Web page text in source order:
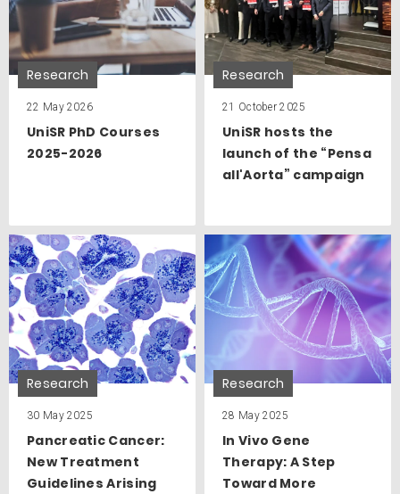
Research
22 May 2026
UniSR PhD Courses
2025-2026
Research
21 October 2025
UniSR hosts the
launch of the “Pensa
all'Aorta” campaign
Research
30 May 2025
Pancreatic Cancer:
New Treatment
Guidelines Arising
Research
28 May 2025
In Vivo Gene
Therapy: A Step
Toward More